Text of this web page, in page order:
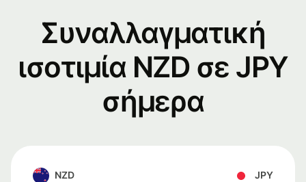
Συναλλαγματική
ισοτιμία NZD σε JPY
σήμερα
NZD JPY